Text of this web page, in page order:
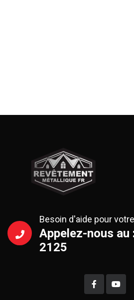
Besoin d'aide pour
Appelez-nous au
2125